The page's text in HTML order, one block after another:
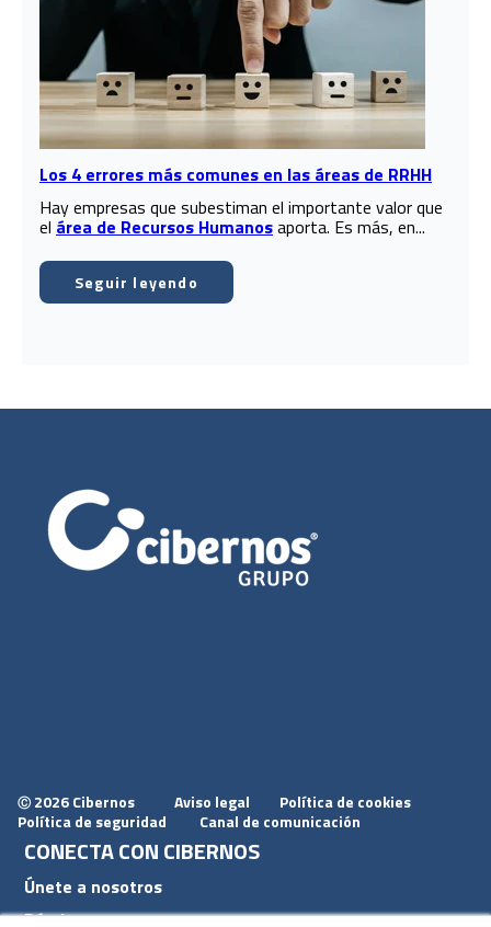
Los 4 errores más comunes en las áreas de RRHH
Hay empresas que subestiman el importante valor que
el área de Recursos Humanosaporta. Es más, en...
Seguir leyendo
Ⓒ 2026 Cibernos Aviso legal
Política de cookies
Política de seguridad
Canal de comunicación
CONECTA CON CIBERNOS
Únete a nosotros
Dónde estamos